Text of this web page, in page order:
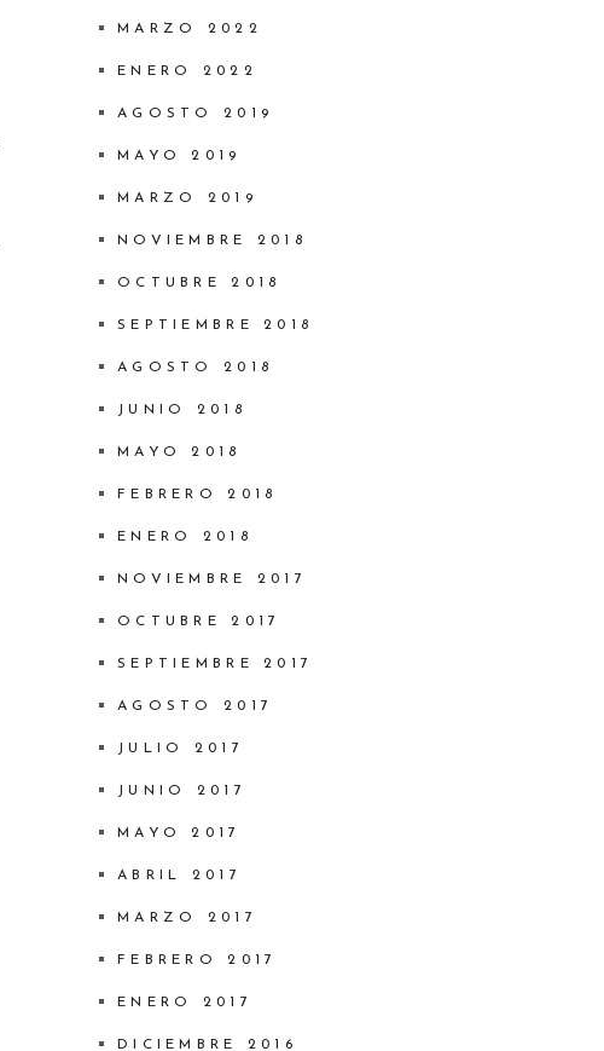
MARZO 2022
ENERO 2022
AGOSTO 2019
MAYO 2019
MARZO 2019
NOVIEMBRE 2018
OCTUBRE 2018
SEPTIEMBRE 2018
AGOSTO 2018
JUNIO 2018
MAYO 2018
FEBRERO 2018
ENERO 2018
NOVIEMBRE 2017
OCTUBRE 2017
SEPTIEMBRE 2017
AGOSTO 2017
JULIO 2017
JUNIO 2017
MAYO 2017
ABRIL 2017
MARZO 2017
FEBRERO 2017
ENERO 2017
DICIEMBRE 2016